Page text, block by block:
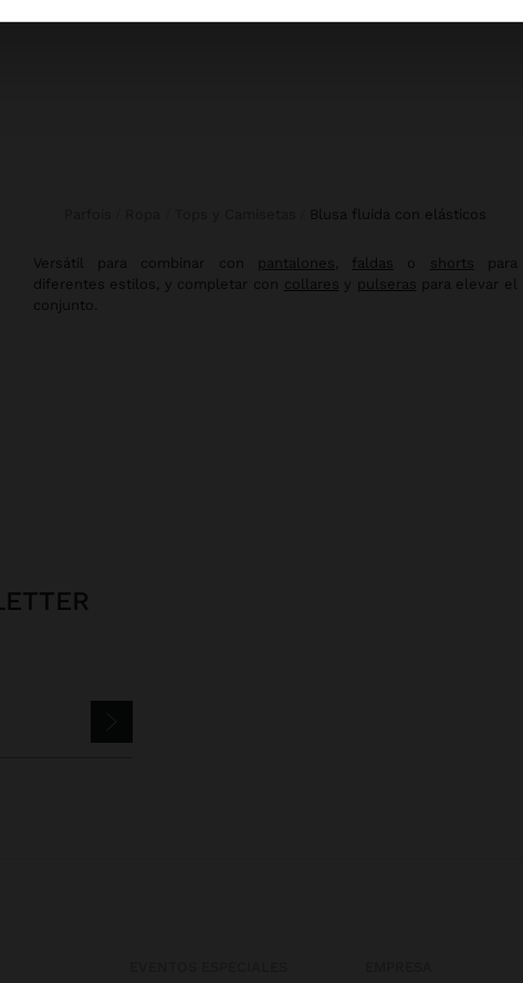
blusa fluida con elásticos
Versátil para combinar con pantalones faldas o shorts para
diferentes estilos, y completar con collares y pulseras para elevar el
conjunto.